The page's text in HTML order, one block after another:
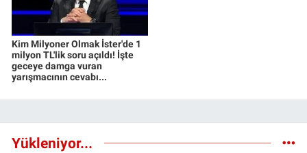
Kim Milyoner Olmak İster'de 1
milyon TL'lik soru açıldı! İşte
geceye damga vuran
yarışmacının cevabı...
Yükleniyor...